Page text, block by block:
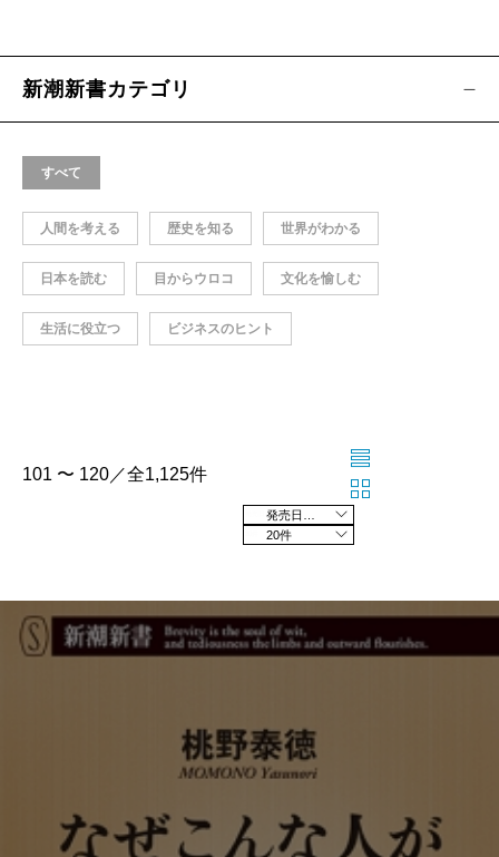
新潮新書カテゴリ
すべて
人間を考える 歴史を知る 世界がわかる
日本を読む 目からウロコ 文化を愉しむ
生活に役立つ ビジネスのヒント
101 〜 120／全1,125件
20件